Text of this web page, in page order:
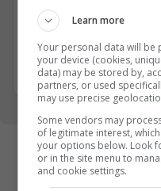
Prishtinë
8 Gusht 2026
Learn more
Your personal data will
your device (cookies,
data) may be stored by,
partners, or used
may use precise
Some vendors may
of legitimate interest,
your options below. Look
or in the site menu to
and cookie settings.